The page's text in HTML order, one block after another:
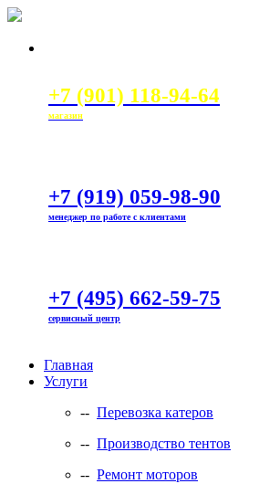
+7 (901) 118-94-64
магазин
+7 (919) 059-98-90
менеджер по работе с клиентами
+7 (495) 662-59-75
сервисный центр
Главная
Услуги
-- Перевозка катеров
-- Производство тентов
-- Ремонт моторов